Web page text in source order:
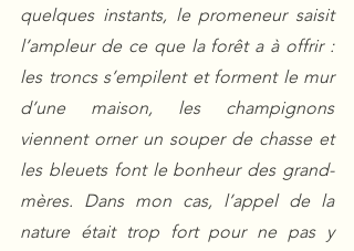
quelques instants, le promeneur saisit
l’ampleur de ce que la forêt a à offrir :
les troncs s’empilent et forment le mur
d’une maison, les champignons
viennent orner un souper de chasse et
les bleuets font le bonheur des grand-
mères. Dans mon cas, l’appel de la
nature était trop fort pour ne pas y